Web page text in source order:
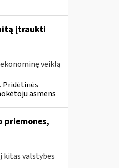
įtraukti
veiklą
Pridėtinės
asmens
priemones,
kitas valstybes